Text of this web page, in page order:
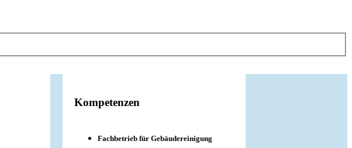
Kompetenzen
Fachbetrieb für Gebäudereinigung